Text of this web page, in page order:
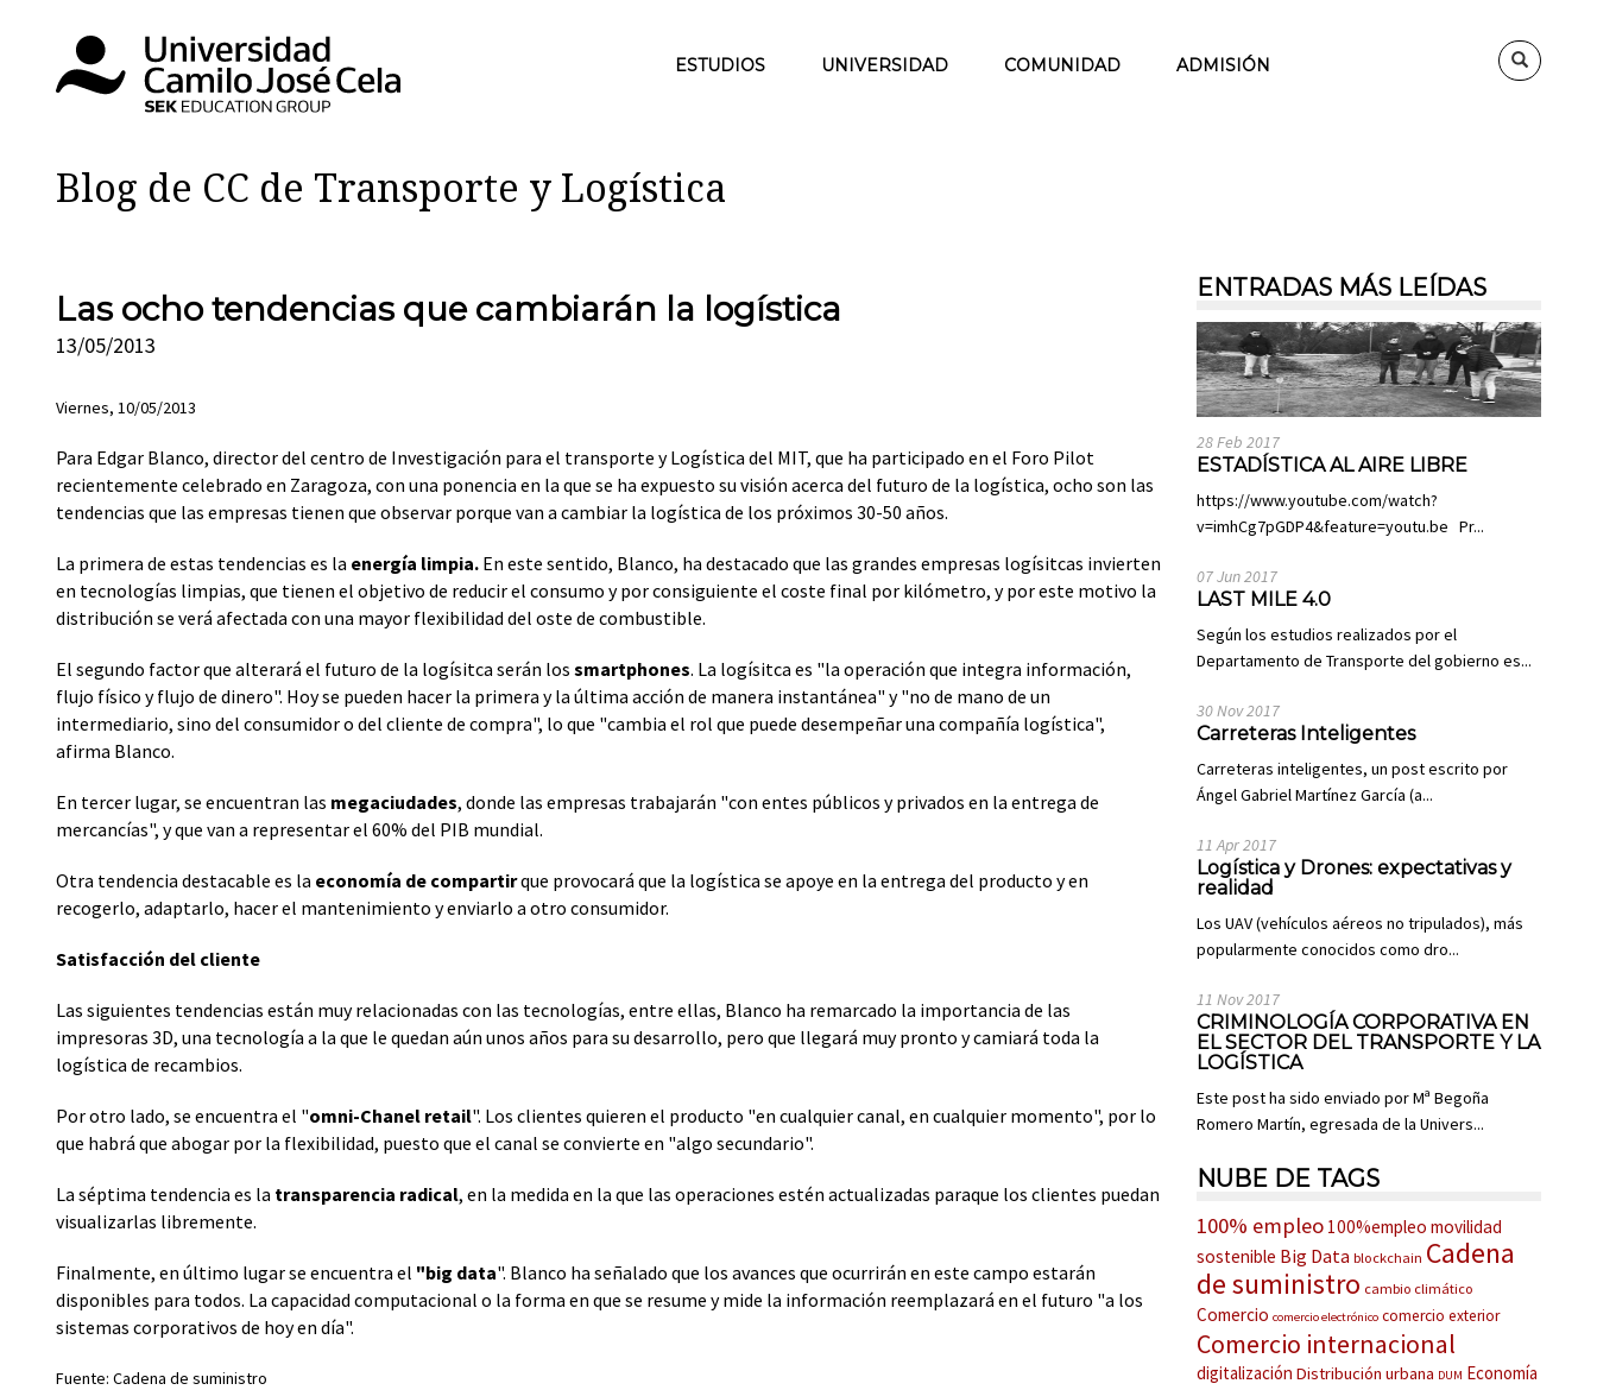
ESTUDIOS UNIVERSIDAD COMUNIDAD ADMISIÓN
Blog de CC de Transporte y Logística
Las ocho tendencias que cambiarán la logística
13/05/2013
Viernes, 10/05/2013
Para Edgar Blanco, director del centro de Investigación para el transporte y Logística del MIT, que ha participado en el Foro Pilot
recientemente celebrado en Zaragoza, con una ponencia en la que se ha expuesto su visión acerca del futuro de la logística, ocho son las
tendencias que las empresas tienen que observar porque van a cambiar la logística de los próximos 30-50 años.
La primera de estas tendencias es la energía limpia. En este sentido, Blanco, ha destacado que las grandes empresas logísitcas invierten
en tecnologías limpias, que tienen el objetivo de reducir el consumo y por consiguiente el coste final por kilómetro, y por este motivo la
distribución se verá afectada con una mayor flexibilidad del oste de combustible.
El segundo factor que alterará el futuro de la logísitca serán los smartphones. La logísitca es "la operación que integra información,
flujo físico y flujo de dinero". Hoy se pueden hacer la primera y la última acción de manera instantánea" y "no de mano de un
intermediario, sino del consumidor o del cliente de compra", lo que "cambia el rol que puede desempeñar una compañía logística",
afirma Blanco.
En tercer lugar, se encuentran las megaciudades, donde las empresas trabajarán "con entes públicos y privados en la entrega de
mercancías", y que van a representar el 60% del PIB mundial.
Otra tendencia destacable es la economía de compartirque provocará que la logística se apoye en la entrega del producto y en
recogerlo, adaptarlo, hacer el mantenimiento y enviarlo a otro consumidor.
Satisfacción del cliente
Las siguientes tendencias están muy relacionadas con las tecnologías, entre ellas, Blanco ha remarcado la importancia de las
impresoras 3D, una tecnología a la que le quedan aún unos años para su desarrollo, pero que llegará muy pronto y camiará toda la
logística de recambios.
Por otro lado, se encuentra el "omni-Chanel retail". Los clientes quieren el producto "en cualquier canal, en cualquier momento", por lo
que habrá que abogar por la flexibilidad, puesto que el canal se convierte en "algo secundario".
La séptima tendencia es la transparencia radical, en la medida en la que las operaciones estén actualizadas paraque los clientes puedan
visualizarlas libremente.
Finalmente, en último lugar se encuentra el "big data". Blanco ha señalado que los avances que ocurrirán en este campo estarán
disponibles para todos. La capacidad computacional o la forma en que se resume y mide la información reemplazará en el futuro "a los
sistemas corporativos de hoy en día".
Fuente: Cadena de suministro
ENTRADAS MÁS LEÍDAS
28 Feb 2017
ESTADÍSTICA AL AIRE LIBRE
https://www.youtube.com/watch?
v=imhCg7pGDP4&feature=youtu.be Pr...
07 Jun 2017
LAST MILE 4.0
Según los estudios realizados por el
Departamento de Transporte del gobierno es...
30 Nov 2017
Carreteras Inteligentes
Carreteras inteligentes, un post escrito por
Ángel Gabriel Martínez García (a...
11 Apr 2017
Logística y Drones: expectativas y
realidad
Los UAV (vehículos aéreos no tripulados), más
popularmente conocidos como dro...
11 Nov 2017
CRIMINOLOGÍA CORPORATIVA EN
EL SECTOR DEL TRANSPORTE Y LA
LOGÍSTICA
Este post ha sido enviado por Mª Begoña
Romero Martín, egresada de la Univers...
NUBE DE TAGS
100% empleo 100%empleo movilidad
sostenible Big Data blockchain Cadena
de suministro cambio climático
Comercio comercio electrónico comercio exterior
Comercio internacional
digitalización Distribución urbana DUM Economía